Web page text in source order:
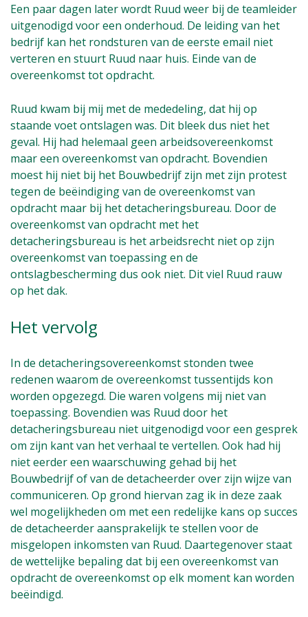
Een paar dagen later wordt Ruud weer bij de teamleider
uitgenodigd voor een onderhoud. De leiding van het
bedrijf kan het rondsturen van de eerste email niet
verteren en stuurt Ruud naar huis. Einde van de
overeenkomst tot opdracht.
Ruud kwam bij mij met de mededeling, dat hij op
staande voet ontslagen was. Dit bleek dus niet het
geval. Hij had helemaal geen arbeidsovereenkomst
maar een overeenkomst van opdracht. Bovendien
moest hij niet bij het Bouwbedrijf zijn met zijn protest
tegen de beëindiging van de overeenkomst van
opdracht maar bij het detacheringsbureau. Door de
overeenkomst van opdracht met het
detacheringsbureau is het arbeidsrecht niet op zijn
overeenkomst van toepassing en de
ontslagbescherming dus ook niet. Dit viel Ruud rauw
op het dak.
Het vervolg
In de detacheringsovereenkomst stonden twee
redenen waarom de overeenkomst tussentijds kon
worden opgezegd. Die waren volgens mij niet van
toepassing. Bovendien was Ruud door het
detacheringsbureau niet uitgenodigd voor een gesprek
om zijn kant van het verhaal te vertellen. Ook had hij
niet eerder een waarschuwing gehad bij het
Bouwbedrijf of van de detacheerder over zijn wijze van
communiceren. Op grond hiervan zag ik in deze zaak
wel mogelijkheden om met een redelijke kans op succes
de detacheerder aansprakelijk te stellen voor de
misgelopen inkomsten van Ruud. Daartegenover staat
de wettelijke bepaling dat bij een overeenkomst van
opdracht de overeenkomst op elk moment kan worden
beëindigd.